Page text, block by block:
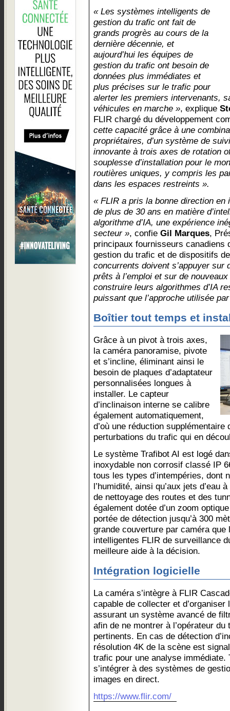
« Les systèmes intelligents de
gestion du trafic ont fait de
grands progrès au cours de la
dernière décennie, et
aujourd’hui les équipes de
gestion du trafic ont besoin de
données plus immédiates et
plus précises sur le trafic pour
alerter les premiers intervenants,
véhicules en marche », explique
FLIR chargé du développement
cette capacité grâce à une
propriétaires, d’un système de
innovante à trois axes de rotation
souplesse d’installation pour le
routières uniques, y compris les
dans les espaces restreints ».
« FLIR a pris la bonne direction en
de plus de 30 ans en matière
algorithme d’IA, une expérience
secteur », confie Gil Marques,
principaux fournisseurs canadiens
gestion du trafic et de dispositifs
concurrents doivent s’appuyer sur
prêts à l’emploi et sur de
construire leurs algorithmes d’IA
puissant que l’approche utilisée
Boîtier tout temps et
Grâce à un pivot à trois axes,
la caméra panoramise, pivote
et s’incline, éliminant ainsi le
besoin de plaques d’adaptateur
personnalisées longues à
installer. Le capteur
d’inclinaison interne se calibre
également automatiquement,
d’où une réduction supplémentaire
perturbations du trafic qui en
Le système Trafibot AI est logé
inoxydable non corrosif classé IP
tous les types d’intempéries, dont
l’humidité, ainsi qu’aux jets d’eau
de nettoyage des routes et des
également dotée d’un zoom
portée de détection jusqu’à 300
grande couverture par caméra
intelligentes FLIR de surveillance
meilleure aide à la décision.
Intégration logicielle
La caméra s’intègre à FLIR
capable de collecter et
assurant un système avancé de
afin de ne montrer à l’opérateur
pertinents. En cas de détection
résolution 4K de la scène est
trafic pour une analyse immédiate.
s’intégrer à des systèmes de
images en direct.
https://www.flir.com/